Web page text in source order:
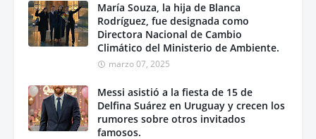
María Souza, la hija de Blanca
Rodríguez, fue designada como
Directora Nacional de Cambio
Climático del Ministerio de Ambiente.
marzo 07, 2025
Messi asistió a la fiesta de 15 de
Delfina Suárez en Uruguay y crecen los
rumores sobre otros invitados
famosos.